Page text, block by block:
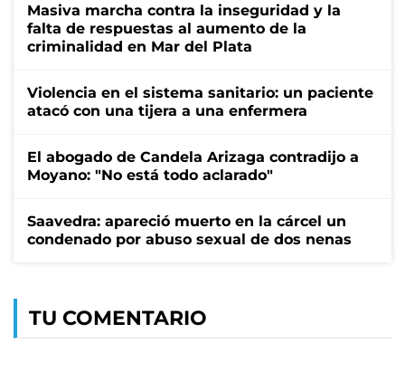
Masiva marcha contra la inseguridad y la
falta de respuestas al aumento de la
criminalidad en Mar del Plata
Violencia en el sistema sanitario: un paciente
atacó con una tijera a una enfermera
El abogado de Candela Arizaga contradijo a
Moyano: "No está todo aclarado"
Saavedra: apareció muerto en la cárcel un
condenado por abuso sexual de dos nenas
TU COMENTARIO